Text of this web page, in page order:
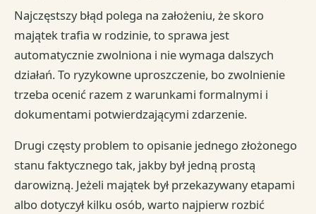
Najczęstszy błąd polega na założeniu, że skoro
majątek trafia w rodzinie, to sprawa jest
automatycznie zwolniona i nie wymaga dalszych
działań. To ryzykowne uproszczenie, bo zwolnienie
trzeba ocenić razem z warunkami formalnymi i
dokumentami potwierdzającymi zdarzenie.
Drugi częsty problem to opisanie jednego złożonego
stanu faktycznego tak, jakby był jedną prostą
darowizną. Jeżeli majątek był przekazywany etapami
albo dotyczył kilku osób, warto najpierw rozbić